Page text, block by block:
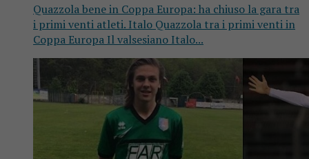
Quazzola bene in Coppa Europa: ha chiuso la gara tra
i primi venti atleti. Italo Quazzola tra i primi venti in
Coppa Europa Il valsesiano Italo...